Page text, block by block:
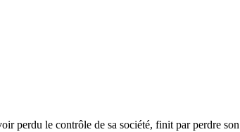
perdu le contrôle de sa société, finit par perdre